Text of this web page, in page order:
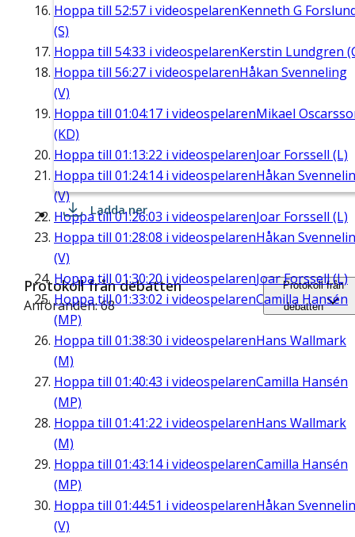
Hoppa till 52:57 i videospelarenKenneth G
(S)
Hoppa till 54:33 i videospelarenKerstin Lundgren
Hoppa till 56:27 i videospelarenHåkan Svenneling
(V)
Hoppa till 01:04:17 i videospelarenMikael
(KD)
Hoppa till 01:13:22 i videospelarenJoar Forssell (L)
Hoppa till 01:24:14i videospelarenHåkan
(V)
Hoppa till01:26:03 i videospelarenJoar Forssell (L)
Hoppa till 01:28:08 i videospelarenHåkan
(V)
Hoppa till 01:30:20 i videospelarenJoar Forssell (L)
Hoppa till01:33:02 i videospelarenCamilla Hansén
(MP)
Hoppa till 01:38:30 i videospelarenHans Wallmark
(M)
Hoppa till 01:40:43 i videospelarenCamilla Hansén
(MP)
Hoppa till 01:41:22 i videospelarenHans Wallmark
(M)
Hoppa till 01:43:14i videospelarenCamilla Hansén
(MP)
Hoppa till 01:44:51 i videospelarenHåkan
(V)
Ladda ner
Protokoll från debatten
Anföranden: 68
Protokoll från
debatten